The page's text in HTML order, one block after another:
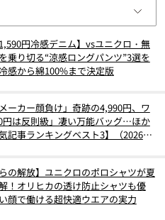
円冷感デニム】vsユニクロ・無
乗り切る“涼感ロングパンツ”3選を
感から綿100%まで決定版
ーカー顔負け」奇跡の4,990円、ワ
円は反則級」凄い万能バッグ…ほか
記事ランキングベスト3】（2026年
の解放】ユニクロのポロシャツが夏
！オリヒカの透け防止シャツも優
顔で働ける超快適ウエアの実力